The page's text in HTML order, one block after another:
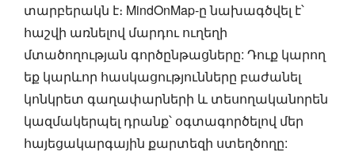
տարբերակն է։ MindOnMap-ը նախագծվել է՝
հաշվի առնելով մարդու ուղեղի
մտածողության գործընթացները: Դուք կարող
եք կարևոր հասկացությունները բաժանել
կոնկրետ գաղափարների և տեսողականորեն
կազմակերպել դրանք՝ օգտագործելով մեր
հայեցակարգային քարտեզի ստեղծողը: